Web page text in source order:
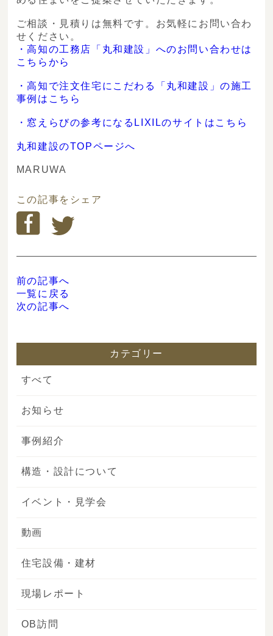
ご相談・見積りは無料です。お気軽にお問い合わ
せください。
・高知の工務店「丸和建設」へのお問い合わせは
こちらから
・高知で注文住宅にこだわる「丸和建設」の施工
事例はこちら
・窓えらびの参考になるLIXILのサイトはこちら
丸和建設のTOPページへ
MARUWA
この記事をシェア
前の記事へ
一覧に戻る
次の記事へ
カテゴリー
すべて
お知らせ
事例紹介
構造・設計について
イベント・見学会
動画
住宅設備・建材
現場レポート
OB訪問